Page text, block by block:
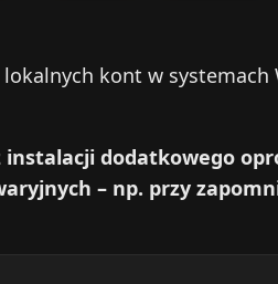
kont w
instalacji dodatkowego
– np. przy